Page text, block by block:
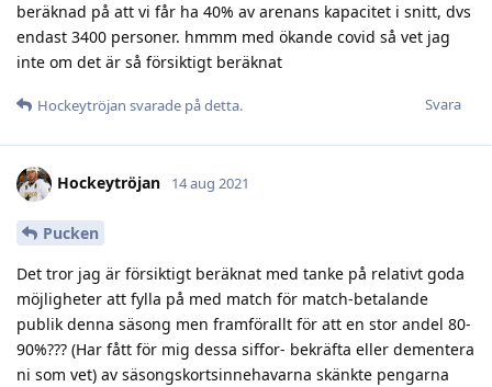
beräknad på att vi får ha 40% av arenans kapacitet i snitt, dvs
endast 3400 personer. hmmm med ökande covid så vet jag
inte om det är så försiktigt beräknat
Svara
Hockeytröjan svarade på detta.
Hockeytröjan 14 aug 2021
Pucken
Det tror jag är försiktigt beräknat med tanke på relativt goda
möjligheter att fylla på med match för match-betalande
publik denna säsong men framförallt för att en stor andel 80-
90%??? (Har fått för mig dessa siffor- bekräfta eller dementera
ni som vet) av säsongskortsinnehavarna skänkte pengarna